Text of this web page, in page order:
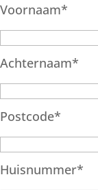
Voornaam*
Achternaam*
Postcode*
Huisnummer*